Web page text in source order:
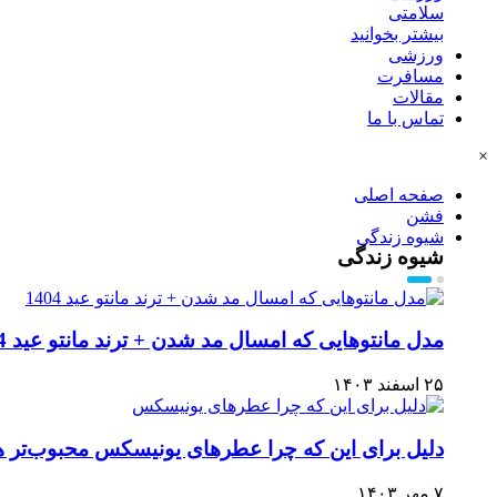
سلامتی
بیشتر بخوانید
ورزشی
مسافرت
مقالات
تماس با ما
×
صفحه اصلی
فشن
شیوه زندگی
شیوه زندگی
مدل مانتوهایی که امسال مد شدن + ترند مانتو عید 1404
۲۵ اسفند ۱۴۰۳
دلیل برای این که چرا عطرهای یونیسکس محبوب‌تر
۷ مهر ۱۴۰۳